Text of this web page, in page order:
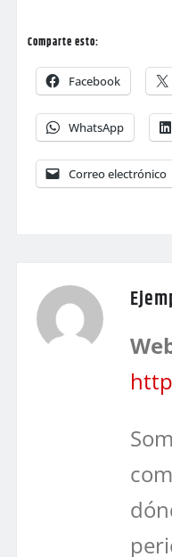
Comparte esto:
Facebook
WhatsApp
Correo electrónico